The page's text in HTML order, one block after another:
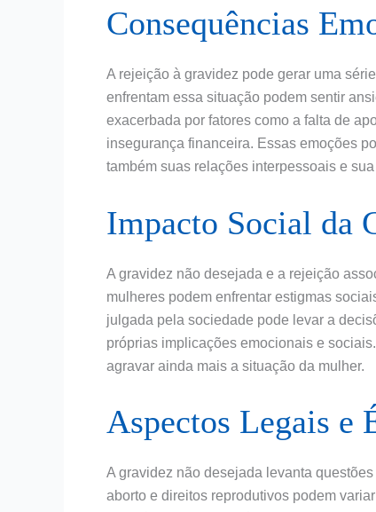
Consequências
A rejeição à gravidez pode gerar uma
enfrentam essa situação podem sentir
exacerbada por fatores como a falta de
insegurança financeira. Essas emoções
também suas relações interpessoais e
Impacto Social da
A gravidez não desejada e a rejeição
mulheres podem enfrentar estigmas
julgada pela sociedade pode levar a
próprias implicações emocionais e
agravar ainda mais a situação da mulher.
Aspectos Legais e
A gravidez não desejada levanta
aborto e direitos reprodutivos podem